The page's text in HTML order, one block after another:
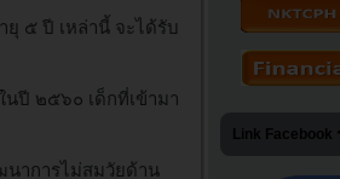
ยุ ๕ ปี เหล่านี้ จะได้รับ
นปี ๒๕๖๐ เด็กที่เข้ามา
นาการไม่สมวัยด้าน
Link Facebook